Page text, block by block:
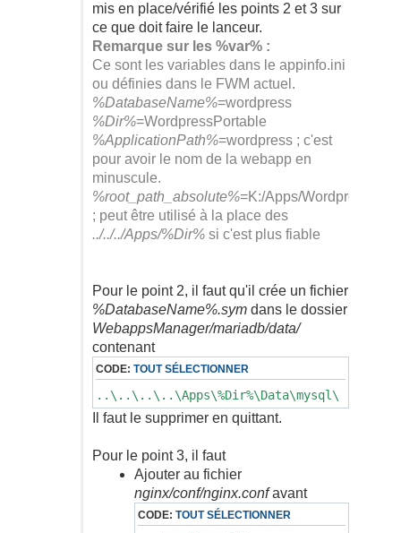
mis en place/vérifié les points 2 et 3 sur
ce que doit faire le lanceur.
Remarque sur les %var% :
Ce sont les variables dans le appinfo.ini
ou définies dans le FWM actuel.
%DatabaseName%=wordpress
%Dir%=WordpressPortable
%ApplicationPath%=wordpress ; c'est
pour avoir le nom de la webapp en
minuscule.
%root_path_absolute%=K:/Apps/
; peut être utilisé à la place des
../../../Apps/%Dir%si c'est plus fiable
Pour le point 2, il faut qu'il crée un fichier
%DatabaseName%.symdans le dossier
WebappsManager/mariadb/data/
contenant
CODE: TOUT SÉLECTIONNER
..\..\..\..\Apps\%Dir%\Data\mysql\
Il faut le supprimer en quittant.
Pour le point 3, il faut
Ajouter au fichier
nginx/conf/nginx.confavant
CODE: TOUT SÉLECTIONNER